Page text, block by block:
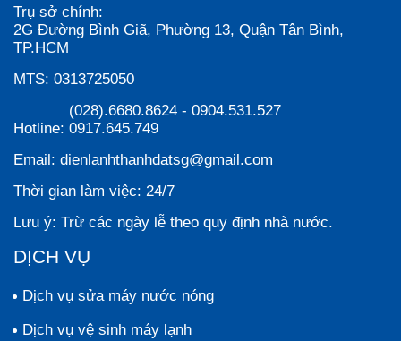
Trụ sở chính:
2G Đường Bình Giã, Phường 13, Quận Tân Bình,
TP.HCM
MTS: 0313725050
Hotline:
(028).6680.8624 - 0904.531.527
0917.645.749
Email: dienlanhthanhdatsg@gmail.com
Thời gian làm việc: 24/7
Lưu ý: Trừ các ngày lễ theo quy định nhà nước.
DỊCH VỤ
Dịch vụ sửa máy nước nóng
Dịch vụ vệ sinh máy lạnh